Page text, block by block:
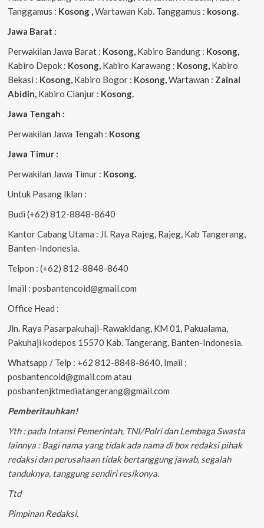
Tanggamus : Kosong , Wartawan Kab. Tanggamus : kosong.
Jawa Barat :
Perwakilan Jawa Barat : Kosong, Kabiro Bandung : Kosong,
Kabiro Depok : Kosong, Kabiro Karawang : Kosong, Kabiro
Bekasi : Kosong, Kabiro Bogor : Kosong, Wartawan : Zainal
Abidin, Kabiro Cianjur : Kosong.
Jawa Tengah :
Perwakilan Jawa Tengah : Kosong
Jawa Timur :
Perwakilan Jawa Timur : Kosong.
Untuk Pasang Iklan :
Budi (+62) 812-8848-8640
Kantor Cabang Utama : Jl. Raya Rajeg, Rajeg, Kab Tangerang,
Banten-Indonesia.
Telpon : (+62) 812-8848-8640
Imail : posbantencoid@gmail.com
Office Head :
Jln. Raya Pasarpakuhaji-Rawakidang, KM 01, Pakualama,
Pakuhaji kodepos 15570 Kab. Tangerang, Banten-Indonesia.
Whatsapp / Telp : +62 812-8848-8640, Imail :
posbantencoid@gmail.com atau
posbantenjktmediatangerang@gmail.com
Pemberitauhkan!
Yth : pada Intansi Pemerintah, TNI/Polri dan Lembaga Swasta
lainnya : Bagi nama yang tidak ada nama di box redaksi pihak
redaksi dan perusahaan tidak bertanggung jawab, segalah
tanduknya, tanggung sendiri resikonya.
Ttd
Pimpinan Redaksi.